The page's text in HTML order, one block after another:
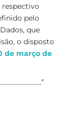
respectivo
pelo
que
o disposto
de março de